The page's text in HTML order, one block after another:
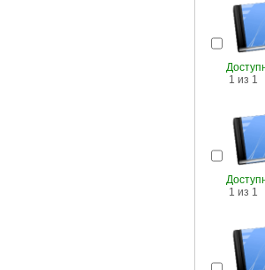
1 из 1
1 из 1